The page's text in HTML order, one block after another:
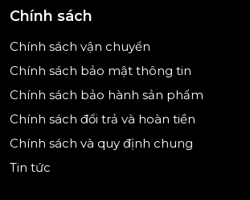
bếp hiện đại, đáp ứng nhu cầu lưu
hoặc những ai đang kinh doanh
vừa. Ngoài ra, tủ lạnh còn có khả
nước bên ngoài tiện lợi, thích hợp
đình nào thích dùng các đồ uống
Chính sách
Chính sách vận chuyển
Chính sách bảo mật thông tin
Chính sách bảo hành sản phẩm
Chính sách đổi trả và hoàn tiền
Chính sách và quy định chung
Tin tức